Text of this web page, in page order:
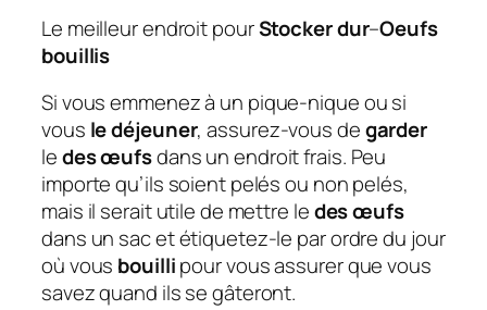
Le meilleur endroit pourStocker dur–Oeufs
bouillis
Si vous emmenez à un pique-nique ou si
vous le déjeuner, assurez-vous degarder
ledes œufsdans un endroit frais. Peu
importe qu’ils soient pelés ou non pelés,
mais il serait utile de mettre ledes œufs
dans un sac et étiquetez-le par ordre du jour
où vous bouillipour vous assurer que vous
savez quand ils se gâteront.